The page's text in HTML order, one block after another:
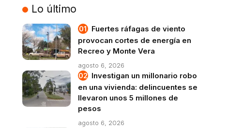
Lo último
Fuertes ráfagas de viento
provocan cortes de energía en
Recreo y Monte Vera
agosto 6, 2026
Investigan un millonario robo
en una vivienda: delincuentes se
llevaron unos 5 millones de
pesos
agosto 6, 2026